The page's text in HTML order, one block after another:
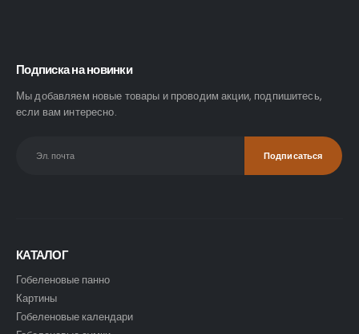
Подписка на новинки
Мы добавляем новые товары и проводим акции, подпишитесь,
если вам интересно.
КАТАЛОГ
Гобеленовые панно
Картины
Гобеленовые календари